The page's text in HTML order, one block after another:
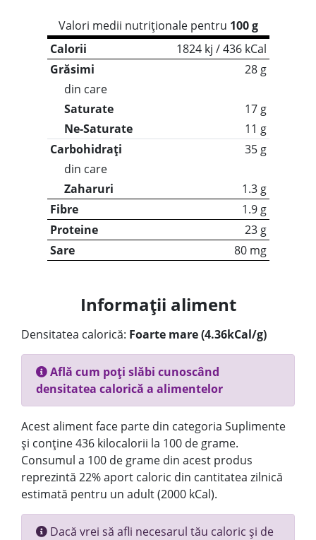
Valori medii nutriționale pentru 100 g
Calorii
1824 kj / 436 kCal
Grăsimi
28 g
din care
Saturate
17 g
Ne-Saturate
11 g
Carbohidrați
35 g
din care
Zaharuri
1.3 g
Fibre
1.9 g
Proteine
23 g
Sare
80 mg
Informații aliment
Densitatea calorică: Foarte mare (4.36kCal/g)
Află cum poți slăbi cunoscând
densitatea calorică a alimentelor
Acest aliment face parte din categoria Suplimente
și conține 436 kilocalorii la 100 de grame.
Consumul a 100 de grame din acest produs
reprezintă 22% aport caloric din cantitatea zilnică
estimată pentru un adult (2000 kCal).
Dacă vrei să afli necesarul tău caloric și de